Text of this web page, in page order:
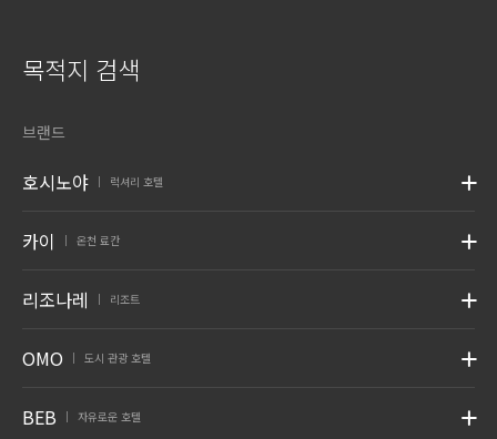
목적지 검색
브랜드
호시노야 럭셔리 호텔
카이 온천 료칸
리조나레 리조트
OMO 도시 관광 호텔
BEB 자유로운 호텔